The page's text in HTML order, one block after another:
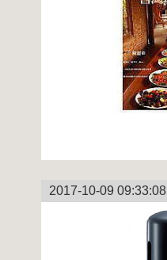
2017-10-09 09:33:08